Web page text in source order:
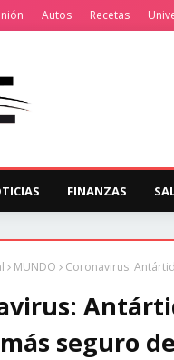
Autos Recetas
FINANZAS
MUNDO Coronavirus:
seguro